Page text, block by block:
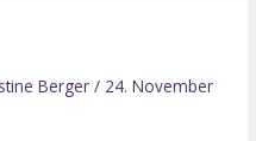
Berger/ 24. November